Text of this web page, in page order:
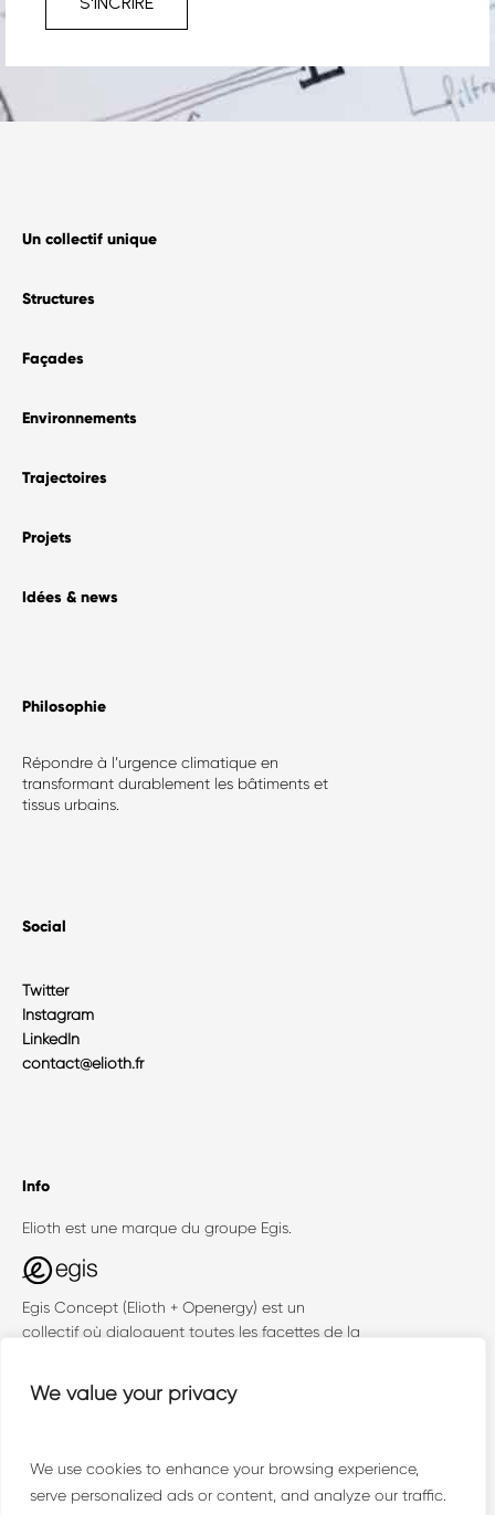
We value your privacy
We use cookies to enhance your browsing experience,
serve personalized ads or content, and analyze our traffic.
History & publications
Un collectif unique
Structures
Façades
Environnements
Trajectoires
Projets
Idées & news
Philosophie​
Répondre à l’urgence climatique en
transformant durablement les bâtiments et
tissus urbains.
Social
Twitter
Instagram
LinkedIn
contact@elioth.fr
Info
Elioth est une marque du groupe Egis.
Egis Concept (Elioth + Openergy) est un
collectif où dialoguent toutes les facettes de la